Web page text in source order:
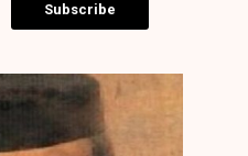
Subscribe